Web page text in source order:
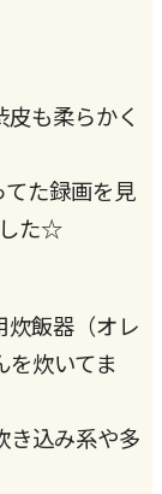
も柔らかく
た録画を見
した☆
炊飯器（オレ
炊いてま
き込み系や多